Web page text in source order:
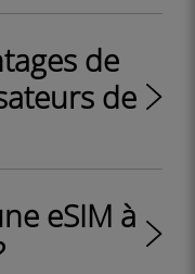
de
de
eSIM à